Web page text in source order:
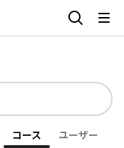
コース ユーザー